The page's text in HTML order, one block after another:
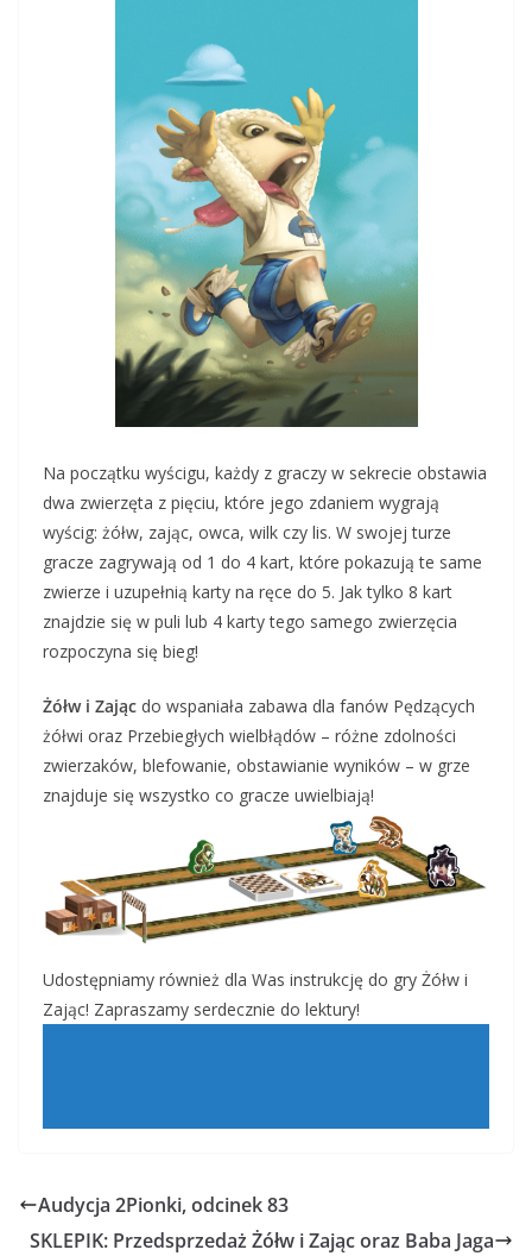
Na początku wyścigu, każdy z graczy w sekrecie obstawia
dwa zwierzęta z pięciu, które jego zdaniem wygrają
wyścig: żółw, zając, owca, wilk czy lis. W swojej turze
gracze zagrywają od 1 do 4 kart, które pokazują te same
zwierze i uzupełnią karty na ręce do 5. Jak tylko 8 kart
znajdzie się w puli lub 4 karty tego samego zwierzęcia
rozpoczyna się bieg!
Żółw i Zając do wspaniała zabawa dla fanów Pędzących
żółwi oraz Przebiegłych wielbłądów – różne zdolności
zwierzaków, blefowanie, obstawianie wyników – w grze
znajduje się wszystko co gracze uwielbiają!
Udostępniamy również dla Was instrukcję do gry Żółw i
Zając! Zapraszamy serdecznie do lektury!
Audycja 2Pionki, odcinek 83
SKLEPIK: Przedsprzedaż Żółw i Zając oraz Baba Jaga